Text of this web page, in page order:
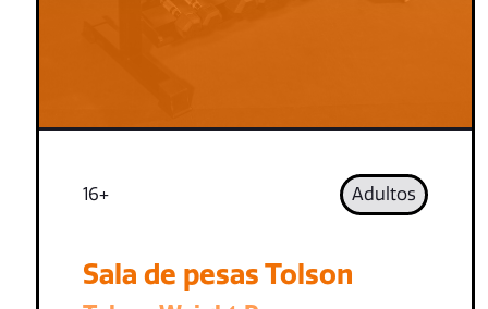
16+ Adultos
Sala de pesas Tolson